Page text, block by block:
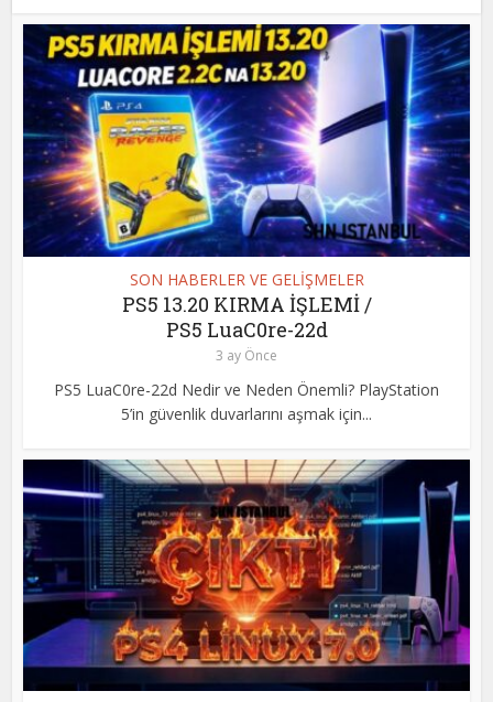
SON HABERLER VE GELİŞMELER
PS5 13.20 KIRMA İŞLEMİ /
PS5 LuaC0re-22d
3 ay Önce
PS5 LuaC0re-22d Nedir ve Neden Önemli? PlayStation
5’in güvenlik duvarlarını aşmak için...